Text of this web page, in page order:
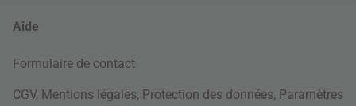
Aide
Formulaire de contact
CGV, Mentions légales, Protection des données, Paramètres